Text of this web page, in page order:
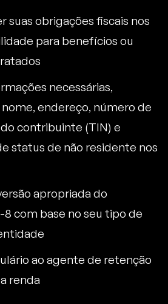
suas obrigações fiscais nos
para benefícios ou
necessárias,
endereço, número de
contribuinte (TIN) e
status de não residente nos
apropriada do
8 com base no seu tipo de
ao agente de retenção
renda